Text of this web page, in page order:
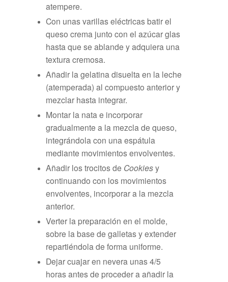
atempere.
Con unas varillas eléctricas batir el
queso crema junto con el azúcar glas
hasta que se ablande y adquiera una
textura cremosa.
Añadir la gelatina disuelta en la leche
(atemperada) al compuesto anterior y
mezclar hasta integrar.
Montar la nata e incorporar
gradualmente a la mezcla de queso,
integrándola con una espátula
mediante movimientos envolventes.
Añadir los trocitos de Cookiesy
continuando con los movimientos
envolventes, incorporar a la mezcla
anterior.
Verter la preparación en el molde,
sobre la base de galletas y extender
repartiéndola de forma uniforme.
Dejar cuajar en nevera unas 4/5
horas antes de proceder a añadir la